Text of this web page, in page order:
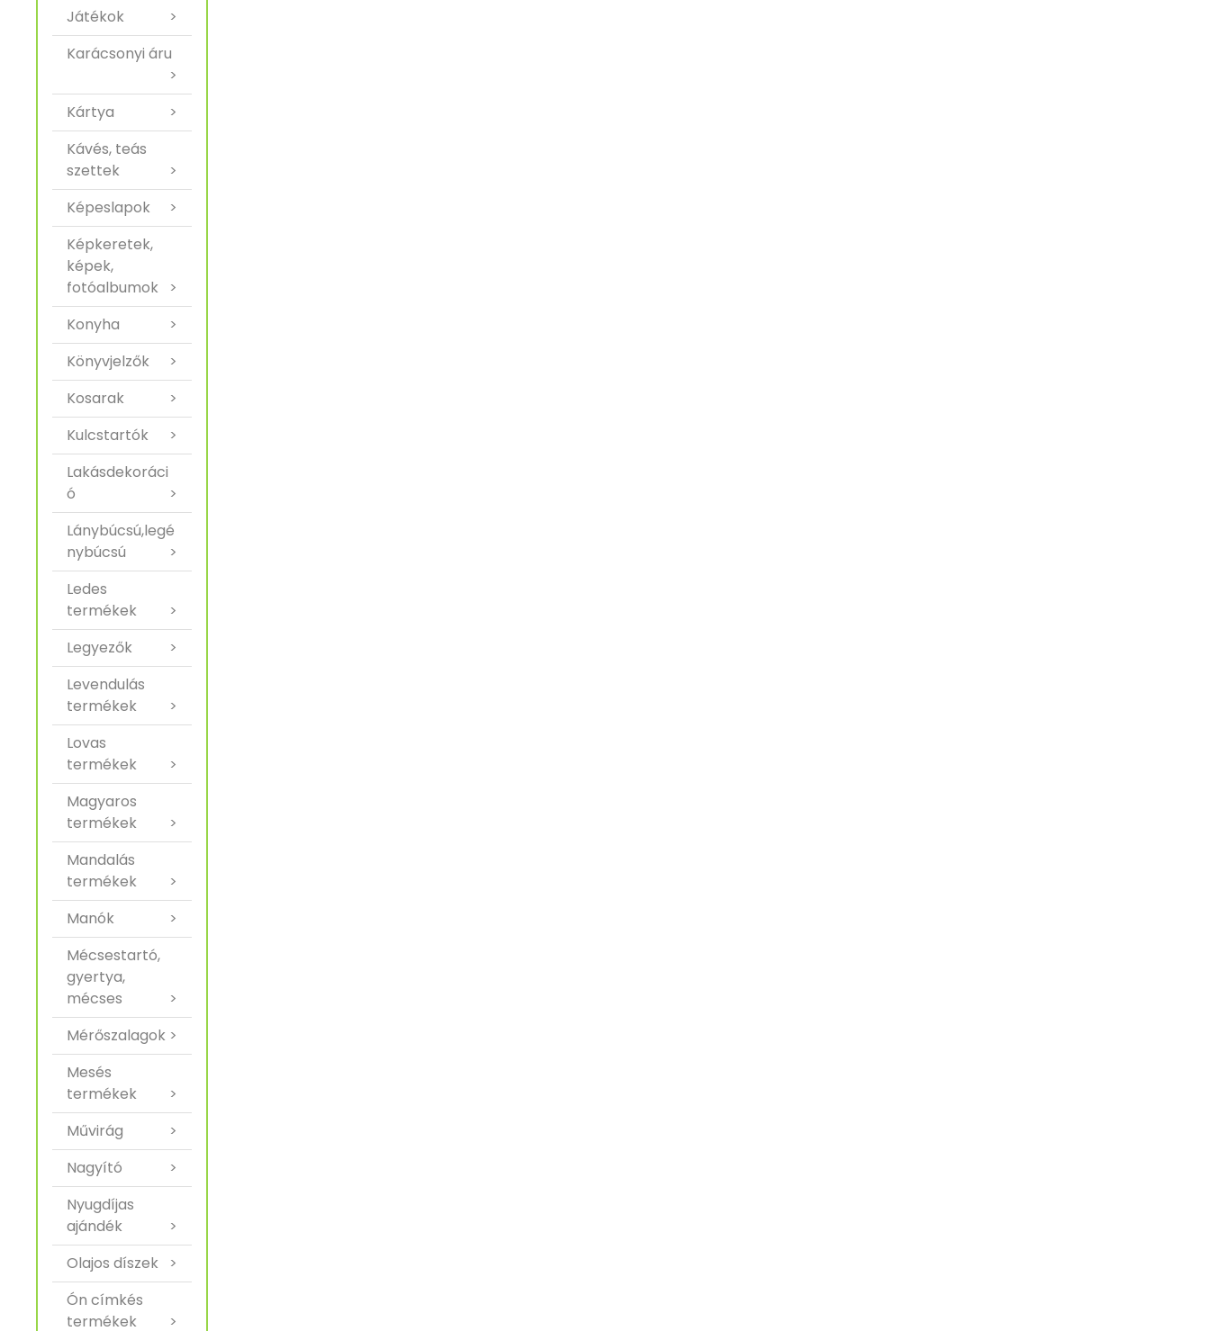
Játékok
>
Karácsonyi áru
>
Kártya
>
Kávés, teás
szettek
>
Képeslapok
>
Képkeretek,
képek,
fotóalbumok
>
Konyha
>
Könyvjelzők
>
Kosarak
>
Kulcstartók
>
Lakásdekoráci
ó
>
Lánybúcsú,legé
nybúcsú
>
Ledes
termékek
>
Legyezők
>
Levendulás
termékek
>
Lovas
termékek
>
Magyaros
termékek
>
Mandalás
termékek
>
Manók
>
Mécsestartó,
gyertya,
mécses
>
Mérőszalagok >
Mesés
termékek
>
Művirág
>
Nagyító
>
Nyugdíjas
ajándék
>
Olajos díszek
>
Ón címkés
termékek
>